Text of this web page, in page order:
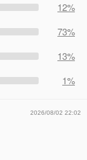
12%
73%
13%
1%
2026/08/02 22:02